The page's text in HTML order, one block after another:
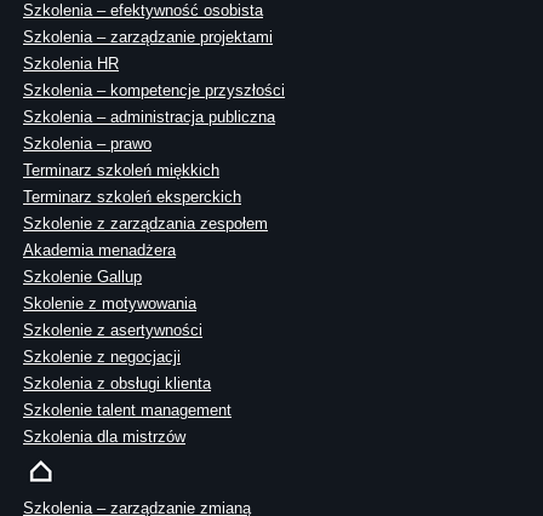
Szkolenia – efektywność osobista
Szkolenia – zarządzanie projektami
Szkolenia HR
Szkolenia – kompetencje przyszłości
Szkolenia – administracja publiczna
Szkolenia – prawo
Terminarz szkoleń miękkich
Terminarz szkoleń eksperckich
Szkolenie z zarządzania zespołem
Akademia menadżera
Szkolenie Gallup
Skolenie z motywowania
Szkolenie z asertywności
Szkolenie z negocjacji
Szkolenia z obsługi klienta
Szkolenie talent management
Szkolenia dla mistrzów
Szkolenia – zarządzanie zmianą